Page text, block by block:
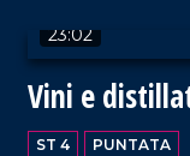
23:02
Vini e
2024
ST 4 PUNTATA